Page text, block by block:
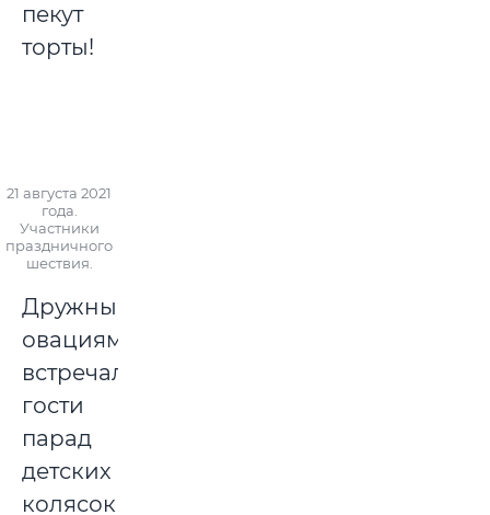
пекут
торты!
21 августа 2021
года.
Участники
праздничного
шествия.
Дружными
овациями
встречали
гости
парад
детских
колясок